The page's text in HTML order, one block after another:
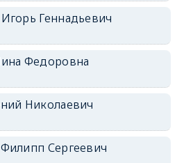
Геннадьевич
Федоровна
Николаевич
Сергеевич